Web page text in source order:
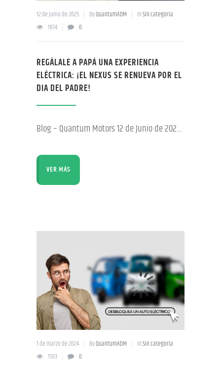
12 de junio de 2025 ByQuantumADM InSin categoría
1614
0
REGÁLALE A PAPÁ UNA EXPERIENCIA
ELÉCTRICA: ¡EL NEXUS SE RENUEVA POR EL
DIA DEL PADRE!
Blog – Quantum Motors 12 de Junio de 2025 En Quantum Paraguay estamos orgullosos de presentar una versión especial de nuestro auto eléctrico Nexus, pensada para sorprender a los papás en su mes. Más que un regalo, es una apuesta al futuro: cero combustible, mantenimiento mínimo y con un diseño que se luce por donde
VER MÁS
1 de marzo de 2024 ByQuantumADM InSin categoría
1103
0